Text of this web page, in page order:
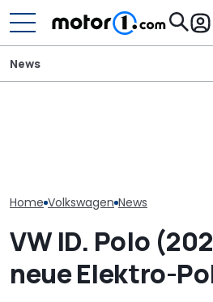
News
Home Volkswagen News
VW ID. Polo
neue Elektro-